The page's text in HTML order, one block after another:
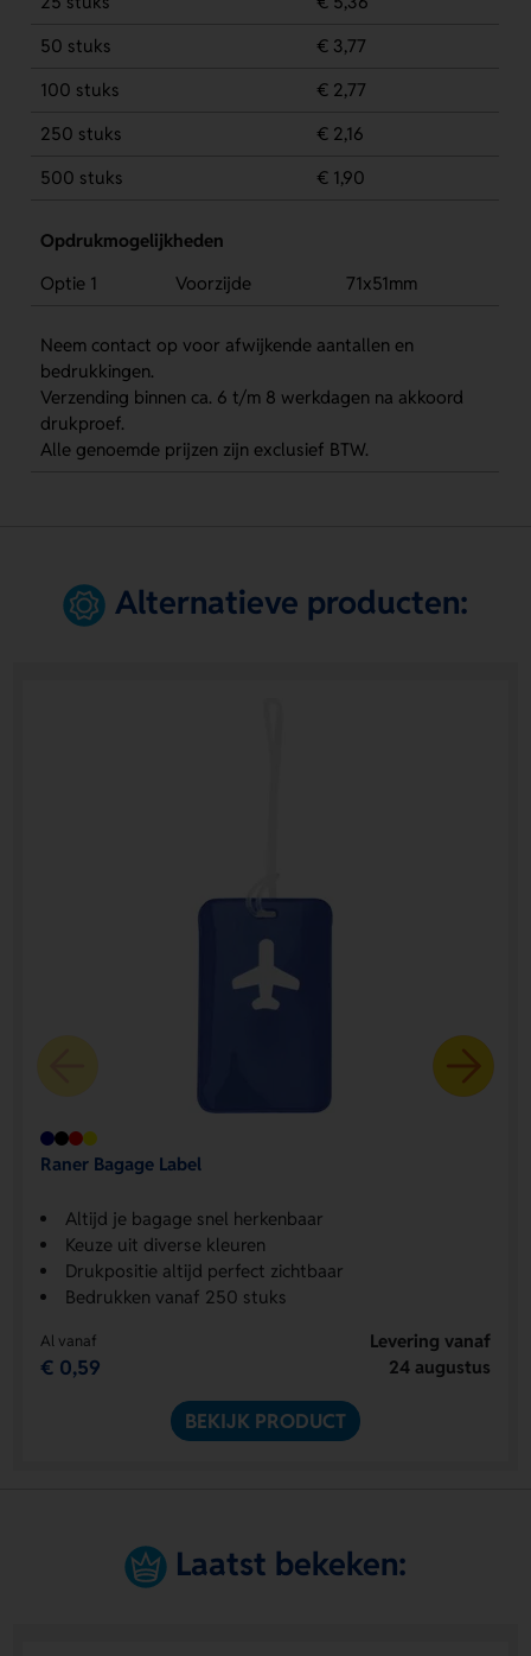
50 stuks
€ 3,77
100 stuks
€ 2,77
250 stuks
€ 2,16
500 stuks
€ 1,90
Opdrukmogelijkheden
Optie 1
Voorzijde 71x51mm
Neem contact op voor afwijkende aantallen en
bedrukkingen.
Verzending binnen ca. 6 t/m 8 werkdagen na akkoord
drukproef.
Alle genoemde prijzen zijn exclusief BTW.
Alternatieve producten:
Raner Bagage Label
Altijd je bagage snel herkenbaar
Keuze uit diverse kleuren
Drukpositie altijd perfect zichtbaar
Bedrukken vanaf 250 stuks
Al vanaf
€ 0,59
Levering vanaf
24 augustus
BEKIJK PRODUCT
Laatst bekeken: